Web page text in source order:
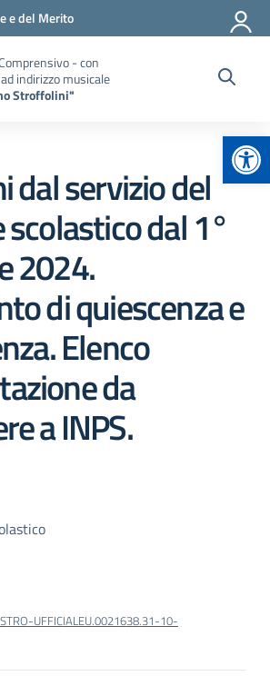
e del Merito
- con
indirizzo musicale
Stroffolini"
dal servizio del
dal 1°
2024.
di quiescenza e
Elenco
da
a INPS.
UFFICIALEU.0021638.31-10-